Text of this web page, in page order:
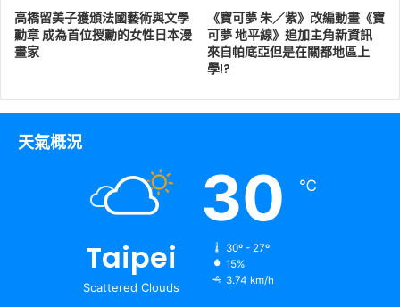
高橋留美子獲頒法國藝術與文學
勳章 成為首位授勳的女性日本漫
畫家
《寶可夢 朱／紫》改編動畫《寶
可夢 地平線》追加主角新資訊
來自帕底亞但是在關都地區上
學!?
天氣概況
Taipei
Scattered Clouds
30 ℃
30º - 27º
15%
3.74 km/h